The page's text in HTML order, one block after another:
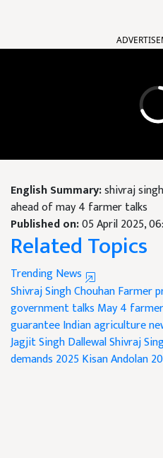
English Summary:shivraj
ahead of may 4 farmer talks
Published on:05 April 2025,
Related Topics
Trending News
Shivraj Singh ChouhanFarmer
government talks May 4
guaranteeIndian agriculture
Jagjit Singh DallewalShivraj
demands 2025Kisan Andolan